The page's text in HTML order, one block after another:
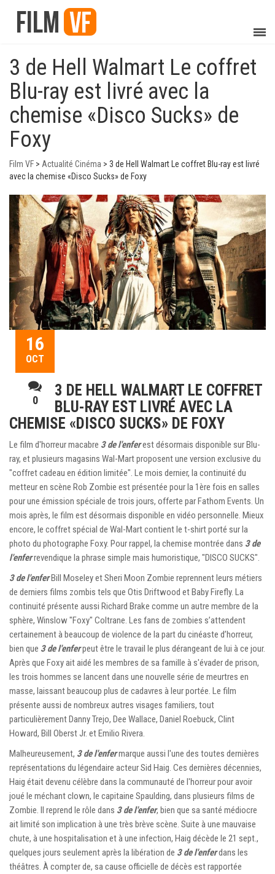
3 de Hell Walmart Le coffret
Blu-ray est livré avec la
chemise «Disco Sucks» de
Foxy
Film VF > Actualité Cinéma > 3 de Hell Walmart Le coffret Blu-ray est livré
avec la chemise «Disco Sucks» de Foxy
16
OCT
0
3 DE HELL WALMART LE COFFRET
BLU-RAY EST LIVRÉ AVEC LA
CHEMISE «DISCO SUCKS» DE FOXY
Le film d'horreur macabre 3 de l'enferest désormais disponible sur Blu-
ray, et plusieurs magasins Wal-Mart proposent une version exclusive du
"coffret cadeau en édition limitée". Le mois dernier, la continuité du
metteur en scène Rob Zombie est présentée pour la 1ère fois en salles
pour une émission spéciale de trois jours, offerte par Fathom Events. Un
mois après, le film est désormais disponible en vidéo personnelle. Mieux
encore, le coffret spécial de Wal-Mart contient le t-shirt porté sur la
photo du photographe Foxy. Pour rappel, la chemise montrée dans 3 de
l'enferrevendique la phrase simple mais humoristique, "DISCO SUCKS".
3 de l'enferBill Moseley et Sheri Moon Zombie reprennent leurs métiers
de derniers films zombis tels que Otis Driftwood et Baby Firefly. La
continuité présente aussi Richard Brake comme un autre membre de la
sphère, Winslow "Foxy" Coltrane. Les fans de zombies s’attendent
certainement à beaucoup de violence de la part du cinéaste d’horreur,
bien que 3 de l'enferpeut être le travail le plus dérangeant de lui à ce jour.
Après que Foxy ait aidé les membres de sa famille à s'évader de prison,
les trois hommes se lancent dans une nouvelle série de meurtres en
masse, laissant beaucoup plus de cadavres à leur portée. Le film
présente aussi de nombreux autres visages familiers, tout
particulièrement Danny Trejo, Dee Wallace, Daniel Roebuck, Clint
Howard, Bill Oberst Jr. et Emilio Rivera.
Malheureusement, 3 de l'enfermarque aussi l'une des toutes dernières
représentations du légendaire acteur Sid Haig. Ces dernières décennies,
Haig était devenu célèbre dans la communauté de l'horreur pour avoir
joué le méchant clown, le capitaine Spaulding, dans plusieurs films de
Zombie. Il reprend le rôle dans 3 de l'enfer, bien que sa santé médiocre
ait limité son implication à une très brève scène. Suite à une mauvaise
chute, à une hospitalisation et à une infection, Haig décède le 21 sept.,
quelques jours seulement après la libération de 3 de l'enferdans les
théâtres. À compter de, sa cause officielle de décès est rapportée